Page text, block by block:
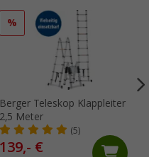
%
Berger Teleskop Klappleiter
2,5 Meter
(5)
139,- €